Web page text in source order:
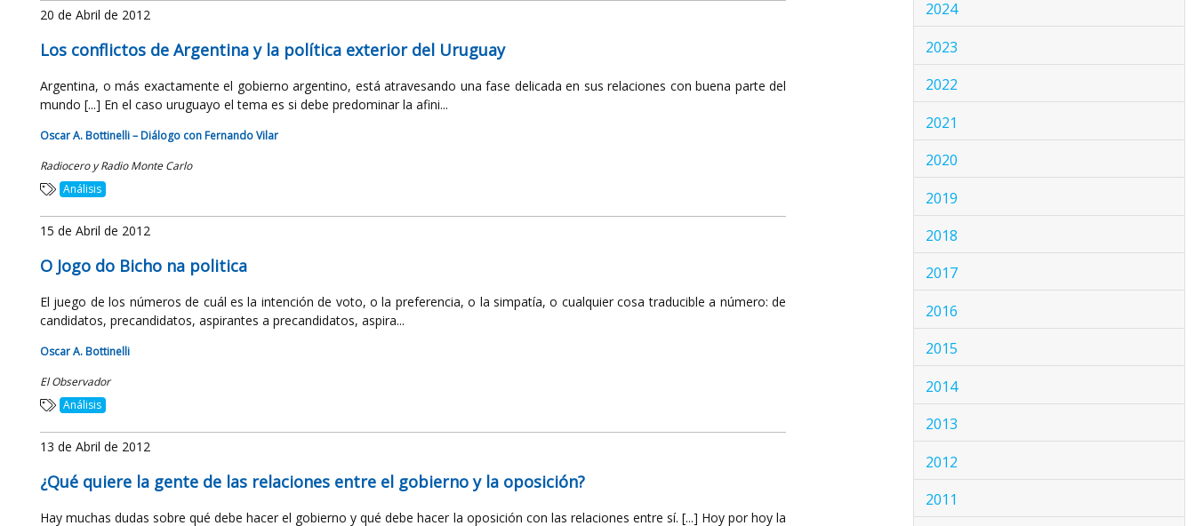
20 de Abril de 2012
Los conflictos de Argentina y la política exterior del Uruguay
Argentina, o más exactamente el gobierno argentino, está atravesando una fase delicada en sus relaciones con buena parte del
mundo [...] En el caso uruguayo el tema es si debe predominar la afini...
Oscar A. Bottinelli – Diálogo con Fernando Vilar
Radiocero y Radio Monte Carlo
Análisis
15 de Abril de 2012
O Jogo do Bicho na politica
El juego de los números de cuál es la intención de voto, o la preferencia, o la simpatía, o cualquier cosa traducible a número: de
candidatos, precandidatos, aspirantes a precandidatos, aspira...
Oscar A. Bottinelli
El Observador
Análisis
13 de Abril de 2012
¿Qué quiere la gente de las relaciones entre el gobierno y la oposición?
Hay muchas dudas sobre qué debe hacer el gobierno y qué debe hacer la oposición con las relaciones entre sí. [...] Hoy por hoy la
2024
2023
2022
2021
2020
2019
2018
2017
2016
2015
2014
2013
2012
2011